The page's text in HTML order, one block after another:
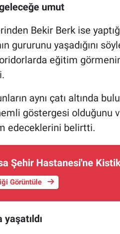
umut
Bekir Berk ise
gururunu yaşadığını
eğitim
aynı çatı altında
göstergesi olduğunu
edeceklerini belirtti.
Şehir Hastanesi'ne
Görüntüle